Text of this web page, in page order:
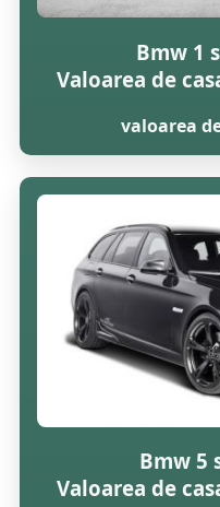
Bmw 1
Valoarea de
valoarea
Bmw 5
Valoarea de